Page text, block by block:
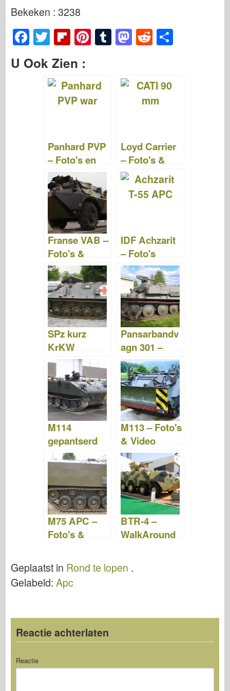
Bekeken : 3238
F
a
c
T
wi
tt
er
Fl
ip
b
o
ar
Pi
nt
e
st
T
u
bl
M
a
o
R
e
di
t
U Ook Zien :
Panhard PVP
– Foto's en
video's
Loyd Carrier
– Foto's &
Video's
Franse VAB –
Foto's &
Video
IDF Achzarit
– Foto's
&Video
SPz kurz
KrKW
Hotchkiss –
Foto's &
Video
Pansarbandv
agn 301 –
Foto's &
Video
M114
gepantserd
gevechtsvoer
tuig – Foto's
M113 – Foto's
& Video
M75 APC –
Foto's &
BTR-4 –
WalkAround
Geplaatst in Rond te lopen .
Gelabeld: Apc
Reactie achterlaten
Reactie